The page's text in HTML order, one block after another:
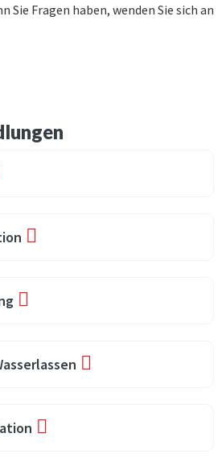
Sie Fragen haben, wenden Sie sich an